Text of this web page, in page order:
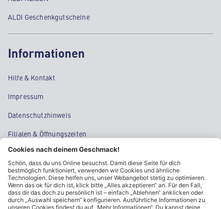
ALDI Geschenkgutscheine
Informationen
Hilfe & Kontakt
Impressum
Datenschutzhinweis
Filialen & Öffnungszeiten
Kontakt
Cookie-Einstellungen
Kundeninformationen